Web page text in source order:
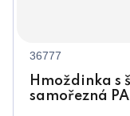
36777
Hmoždinka s
samořezná